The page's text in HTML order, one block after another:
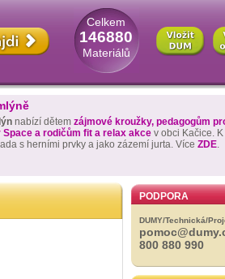
Celkem
146880
Materiálů
nabízí dětem zájmové kroužky, pedagogům
Space a rodičům fit a relax akce v obci Kačice.
s herními prvky a jako zázemí jurta. Více ZDE.
PODPORA
DUMY/Technická/
800 880 990